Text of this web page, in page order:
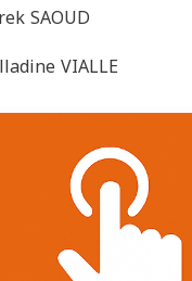
SAOUD
VIALLE